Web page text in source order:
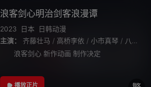
浪客剑心明治剑客浪漫谭
2023 日本
日韩动漫
主演：
齐藤壮马 / 高桥李依 / 小市真琴 / 八代拓
浪客剑心 新作动画 制作决定
播放正片